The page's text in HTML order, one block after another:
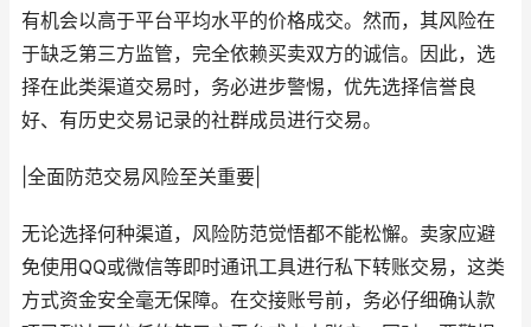
有机会以高于平台平均水平的价格成交。然而，其风险在
于缺乏第三方监管，完全依赖买卖双方的诚信。因此，选
择在此类渠道交易时，务必进步警惕，优先选择信誉良
好、有历史交易记录的社群成员进行交易。
|全面防范交易风险至关重要|
无论选择何种渠道，风险防范觉悟都不能松懈。卖家应避
免使用QQ或微信等即时通讯工具进行私下转账交易，这类
方式资金安全毫无保障。在交接账号前，务必仔细确认款